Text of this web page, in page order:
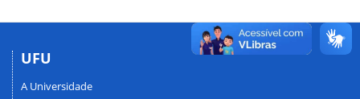
UFU
A Universidade